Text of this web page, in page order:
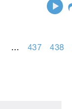
… 437 438